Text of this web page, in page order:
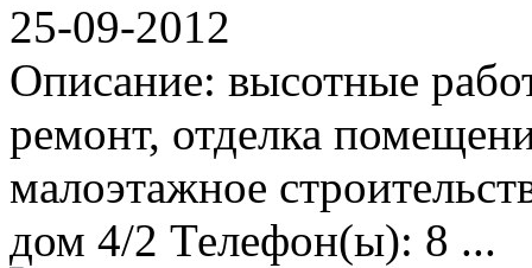
25-09-2012
Описание: высотные
ремонт, отделка
малоэтажное
дом 4/2 Телефон(ы): 8 ...